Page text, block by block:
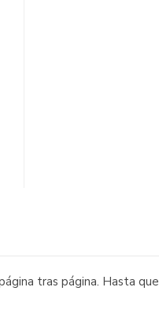
tras página. Hasta que